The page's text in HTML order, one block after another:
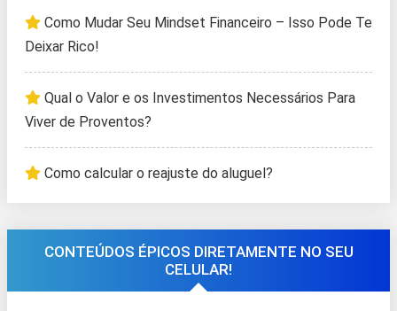
Como Mudar Seu Mindset Financeiro – Isso Pode Te
Deixar Rico!
Qual o Valor e os Investimentos Necessários Para
Viver de Proventos?
Como calcular o reajuste do aluguel?
CONTEÚDOS ÉPICOS DIRETAMENTE NO SEU
CELULAR!